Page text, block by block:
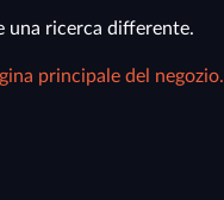
una ricerca differente.
principale del negozio.